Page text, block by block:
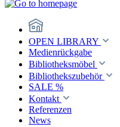
OPEN LIBRARY
Medienrückgabe
Bibliotheksmöbel
Bibliothekszubehör
SALE %
Kontakt
Referenzen
News